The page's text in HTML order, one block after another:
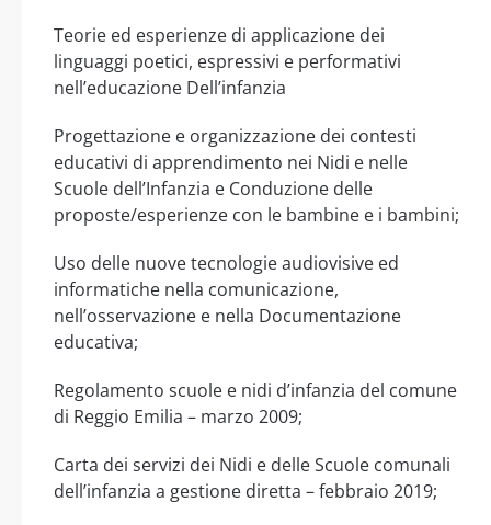
Teorie ed esperienze di applicazione dei
linguaggi poetici, espressivi e performativi
nell’educazione Dell’infanzia
Progettazione e organizzazione dei contesti
educativi di apprendimento nei Nidi e nelle
Scuole dell’Infanzia e Conduzione delle
proposte/esperienze con le bambine e i bambini;
Uso delle nuove tecnologie audiovisive ed
informatiche nella comunicazione,
nell’osservazione e nella Documentazione
educativa;
Regolamento scuole e nidi d’infanzia del comune
di Reggio Emilia – marzo 2009;
Carta dei servizi dei Nidi e delle Scuole comunali
dell’infanzia a gestione diretta – febbraio 2019;